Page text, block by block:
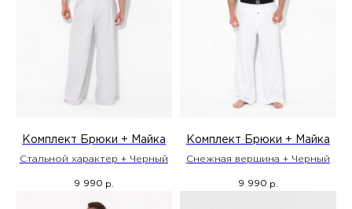
Комплект Брюки + Майка
Стальной характер + Черный
9 990 р.
Комплект Брюки + Майка
Снежная вершина + Черный
9 990 р.